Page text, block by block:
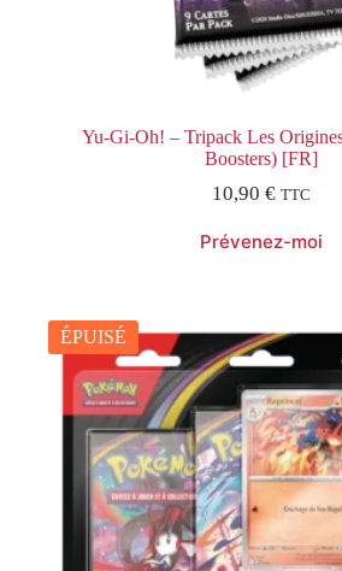
Yu-Gi-Oh! – Tripack Les
Boosters) [FR]
10,90€ TTC
ÉPUISÉ